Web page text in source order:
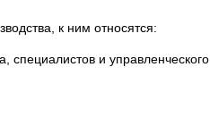
к ним относятся:
специалистов и управленческого